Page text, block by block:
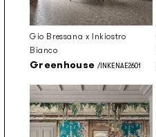
Gio Bressana x Inkiostro
Bianco
Greenhouse /INKENAE2601